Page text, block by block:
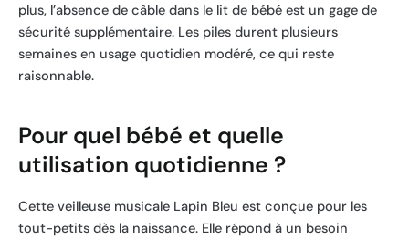
plus, l’absence de câble dans le lit de bébé est un gage de
sécurité supplémentaire. Les piles durent plusieurs
semaines en usage quotidien modéré, ce qui reste
raisonnable.
Pour quel bébé et quelle
utilisation quotidienne ?
Cette veilleuse musicale Lapin Bleu est conçue pour les
tout-petits dès la naissance. Elle répond à un besoin